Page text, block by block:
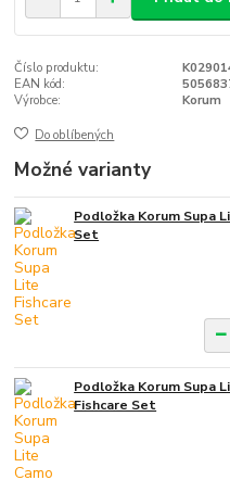
Číslo produktu:
EAN kód:
Výrobce:
Korum
Do oblíbených
Možné varianty
Podložka Korum Supa
Set
Podložka Korum Supa
Fishcare Set